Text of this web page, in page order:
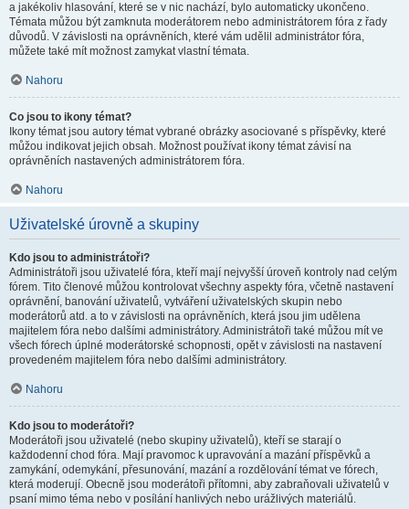
a jakékoliv hlasování, které se v nic nachází, bylo automaticky ukončeno.
Témata můžou být zamknuta moderátorem nebo administrátorem fóra z řady
důvodů. V závislosti na oprávněních, které vám udělil administrátor fóra,
můžete také mít možnost zamykat vlastní témata.
Nahoru
Co jsou to ikony témat?
Ikony témat jsou autory témat vybrané obrázky asociované s příspěvky, které
můžou indikovat jejich obsah. Možnost používat ikony témat závisí na
oprávněních nastavených administrátorem fóra.
Nahoru
Uživatelské úrovně a skupiny
Kdo jsou to administrátoři?
Administrátoři jsou uživatelé fóra, kteří mají nejvyšší úroveň kontroly nad celým
fórem. Tito členové můžou kontrolovat všechny aspekty fóra, včetně nastavení
oprávnění, banování uživatelů, vytváření uživatelských skupin nebo
moderátorů atd. a to v závislosti na oprávněních, která jsou jim udělena
majitelem fóra nebo dalšími administrátory. Administrátoři také můžou mít ve
všech fórech úplné moderátorské schopnosti, opět v závislosti na nastavení
provedeném majitelem fóra nebo dalšími administrátory.
Nahoru
Kdo jsou to moderátoři?
Moderátoři jsou uživatelé (nebo skupiny uživatelů), kteří se starají o
každodenní chod fóra. Mají pravomoc k upravování a mazání příspěvků a
zamykání, odemykání, přesunování, mazání a rozdělování témat ve fórech,
která moderují. Obecně jsou moderátoři přítomni, aby zabraňovali uživatelů v
psaní mimo téma nebo v posílání hanlivých nebo urážlivých materiálů.